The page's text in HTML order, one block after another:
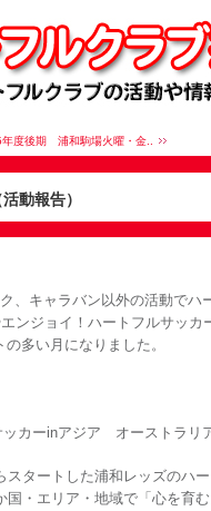
度後期 浦和駒場火曜・金..
動報告）
、キャラバン以外の活動でハ
ンジョイ！ハートフルサッカ
多い月になりました。
カーinアジア オーストラリ
スタートした浦和レッズのハ
国・エリア・地域で「心を育